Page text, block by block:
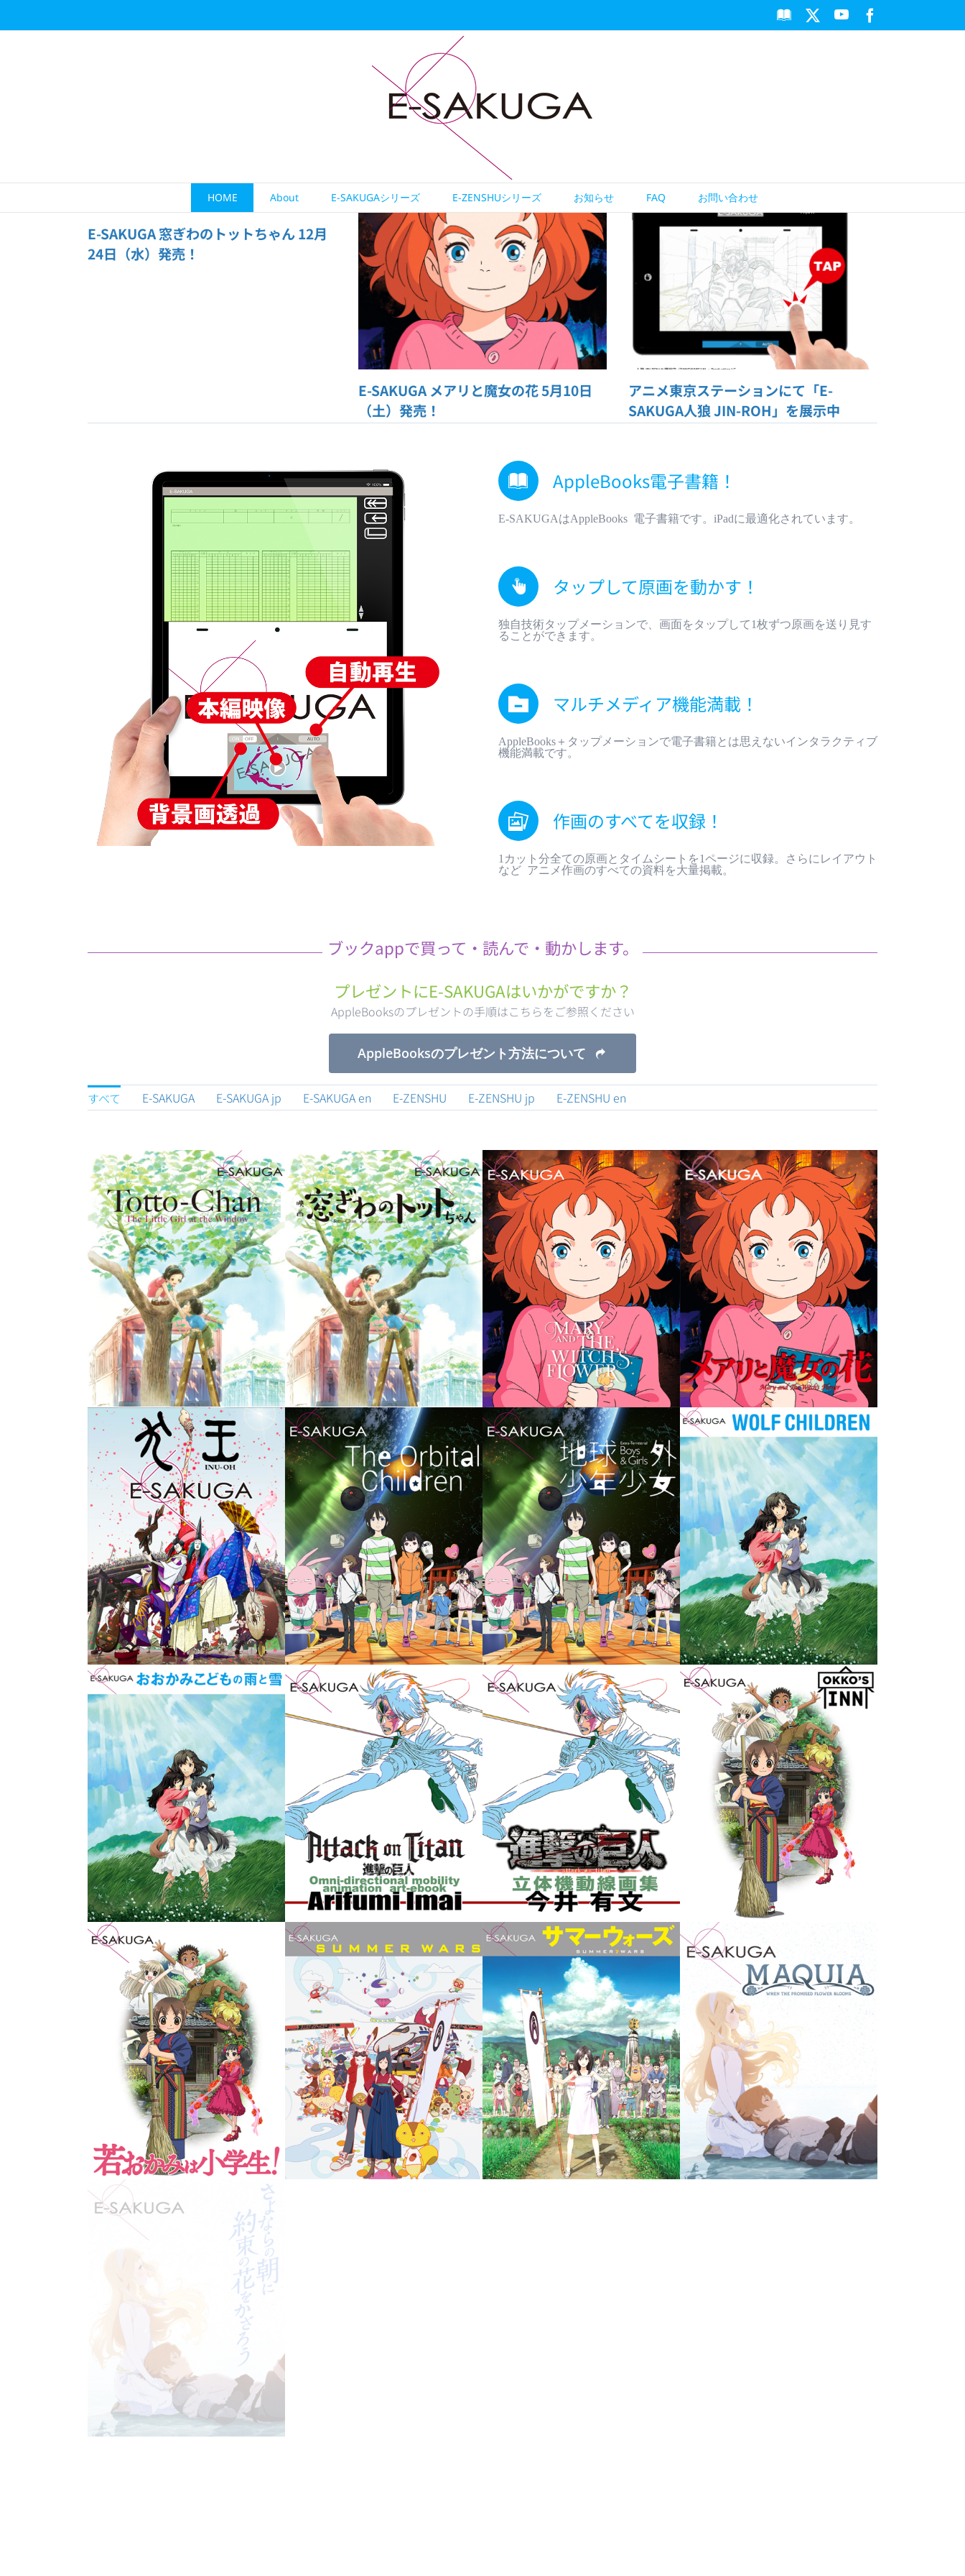
Apple
Books
YouTube
HOME About E-SAKUGAシリーズ E-ZENSHUシリーズ お知らせ FAQ お問い合わせ
E-SAKUGA 窓ぎわのトットちゃん 12月
24日（水）発売！
E-SAKUGA メアリと魔女の花 5月10日
（土）発売！
アニメ東京ステーションにて「E-
SAKUGA人狼 JIN-ROH」を展示中
AppleBooks電子書籍！
E-SAKUGAはAppleBooks 電子書籍です。iPadに最適化されています。
タップして原画を動かす！
独自技術タップメーションで、画面をタップして1枚ずつ原画を送り見す
ることができます。
マルチメディア機能満載！
AppleBooks＋タップメーションで電子書籍とは思えないインタラクティブ
機能満載です。
作画のすべてを収録！
1カット分全ての原画とタイムシートを1ページに収録。さらにレイアウト
など アニメ作画のすべての資料を大量掲載。
ブックappで買って・読んで・動かします。
プレゼントにE-SAKUGAはいかがですか？
AppleBooksのプレゼントの手順はこちらをご参照ください
AppleBooksのプレゼント方法について
すべて E-SAKUGA E-SAKUGA jp E-SAKUGA en E-ZENSHU E-ZENSHU jp E-ZENSHU en
E-SAKUGA 窓ぎわのトットちゃ
ん
Anime: Mary and The Witch’s
Flower
E-SAKUGA 犬王
Anime: The Orbital Children
E-SAKUGA
E-SAKUGA 地球外少年少女
Anime: WOLF CHILDREN E-
SAKUGA
E-SAKUGA おおかみこどもの雨
と雪
Anime: ATTACK on TITAN –
Arifumi Imai- E-SAKUGA
E-SAKUGA進撃の巨人 立体機動
線画集 –今井有文-
Anime: OKKO’s INN E-
SAKUGA
E-SAKUGA 劇場版 若おかみは
小学生！
Anime: SUMMER WARS E-
E-SAKUGA サマーウォーズ
Anime: MAQUIA: When the
Promised Flower Blooms E-
SAKUGA
E-SAKUGA さよならの朝に約束
の花をかざろう
Anime: Takashi Nakamura’s
The Protrait Studio Archive
寫眞館 資料集 E-SAKUGA ルパン三世 PART4
Anime: Lupin The 3rd PART4
E-SAKUGA